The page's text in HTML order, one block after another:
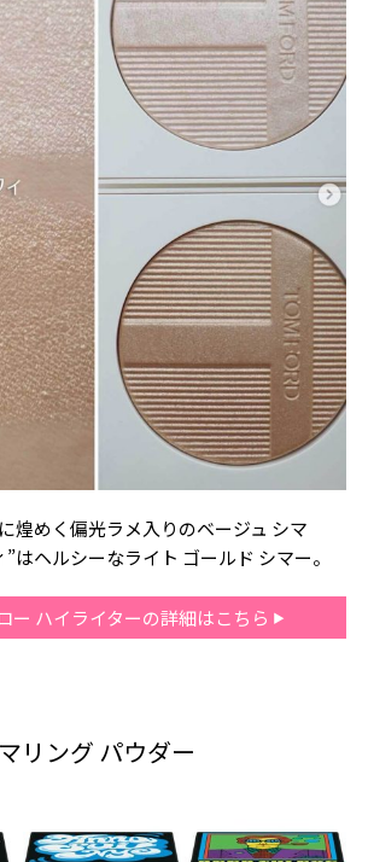
煌めく偏光ラメ入りのベージュ シマ
はヘルシーなライト ゴールド シマー。
ー ハイライターの詳細はこちら
リング パウダー